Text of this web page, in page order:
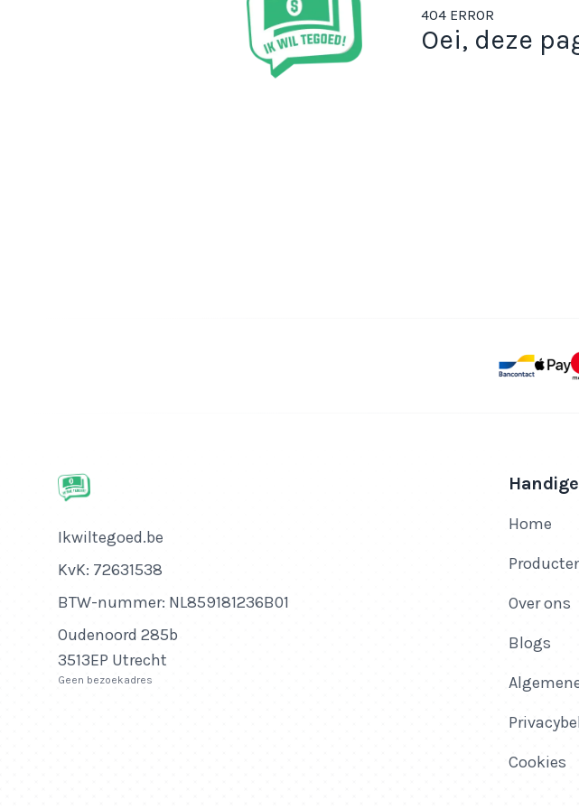
404 ERROR
Oei, deze
Bedrijfsnaam
Ikwiltegoed.be
KvK-nummer
KvK: 72631538
Btw-nummer
BTW-nummer: NL859181236B01
Adres
Oudenoord 285b
3513EP Utrecht
Geen bezoekadres
Home
Over ons
Blogs
Cookies